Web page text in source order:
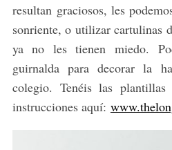
resultan graciosos, les
sonriente, o utilizar cartulinas
ya no les tienen miedo.
guirnalda para decorar la
colegio. Tenéis las
instrucciones aquí: